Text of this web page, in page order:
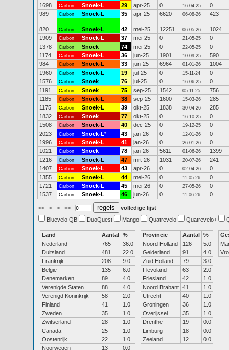
1698
Carbon Snoek-L 29 apr-25 0 16-04-25
0
989
Carbon Snoek-L 35 apr-25 6620 06-08-26 423
820 Carbon Snoek-L 42 mei-25 12251 06-05-26
1024
1909
Carbon Snoek-L 37 mei-25 0 21-05-25
0
1378
Carbon Snoek 74 mei-25 0 22-05-25
0
1174
Carbon Snoek-L 36 jun-25 1901 10-09-25
590
984
Carbon Snoek-L 33 jun-25 6964 01-01-26
1004
1960
Carbon Snoek-L 19 jul-25 0 15-11-24
0
1576
Carbon Snoek 76 jul-25 0 16-06-25
0
1191
Carbon Snoek 75 sep-25 1542 05-11-25
756
1185
Carbon Snoek-L 38 sep-25 1600 15-03-26
285
1175
Carbon Snoek-L 39 okt-25 1838 30-04-26
285
1832
Carbon Snoek 77 okt-25 0 16-10-25
0
1508
Carbon Snoek-L 40 dec-25 0 19-12-25
0
2023
Carbon Snoek-L* 43 jan-26 0 12-01-26
0
1996
Carbon Snoek-L 41 jan-26 0 26-01-26
0
1021
Carbon Snoek 78 jan-26 5611 01-06-26
1399
1216
Carbon Snoek-L 47 mrt-26 1031 20-07-26
241
1407
Carbon Snoek-L 43 apr-26 0 02-04-26
0
1355
Carbon Snoek-L 44 mei-26 0 11-05-26
0
1721
Carbon Snoek-L 45 mei-26 0 27-05-26
0
1537
Carbon Snoek-L 46 jun-26 0 11-06-26 0
<< < > >>
volledige lijst
Bluevelo QB
DuoQuest Mango Quatrevelo Quatrevelo+
Land Aantal %
Nederland
765
36.0
Duitsland
481
22.0
Frankrijk
208
9.0
België
135
6.0
Denemarken
89
4.0
Verenigde Staten
88
4.0
Verenigd Koninkrijk
58
2.0
Finland
41
1.0
Zweden
35
1.0
Zwitserland
28
1.0
Canada
25
1.0
Oostenrijk
22
1.0
Noorwegen
13
0.0
Provincie Aantal %
Noord Holland
126
5.0
Gelderland
91
4.0
Zuid Holland
79
3.0
Flevoland
63
2.0
Friesland
42
1.0
Noord Brabant 41
1.0
Utrecht
40
1.0
Groningen
36
1.0
Overijssel
35
1.0
Drenthe
19
0.0
Limburg
18
0.0
Zeeland
12 0.0